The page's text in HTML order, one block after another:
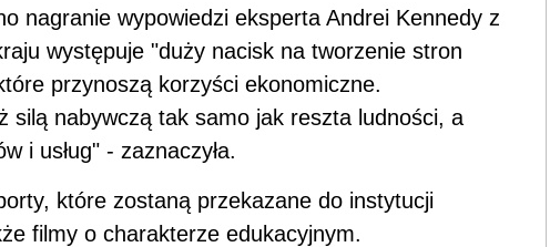
nagranie wypowiedzi eksperta Andrei Kennedy z
występuje "duży nacisk na tworzenie stron
przynoszą korzyści ekonomiczne.
silą nabywczą tak samo jak reszta ludności, a
i usług" - zaznaczyła.
które zostaną przekazane do instytucji
filmy o charakterze edukacyjnym.